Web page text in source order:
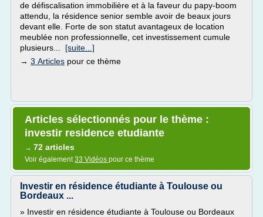
de défiscalisation immobilière et à la faveur du papy-boom
attendu, la résidence senior semble avoir de beaux jours
devant elle. Forte de son statut avantageux de location
meublée non professionnelle, cet investissement cumule
plusieurs... [suite...]
→ 3 Articles pour ce thème
Articles sélectionnés pour le thème :
investir residence etudiante
→ 72 articles
Voir également33 Vidéos pour ce thème
Investir en résidence étudiante à Toulouse ou
Bordeaux ...
» Investir en résidence étudiante à Toulouse ou Bordeaux